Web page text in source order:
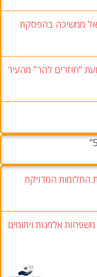
ממשיכה בהפסקת
“חוזרים להר” מהעיר
החלומות המדויקת
קרן דוד מציבה יעד חדש: ליווי ותמיכה ב-37 משפחות אלמנות ויתומים